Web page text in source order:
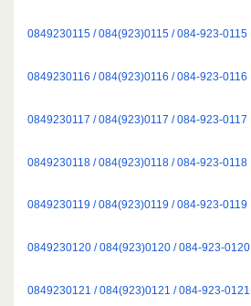
0849230115 / 084(923)0115 / 084-923-0115
0849230116 / 084(923)0116 / 084-923-0116
0849230117 / 084(923)0117 / 084-923-0117
0849230118 / 084(923)0118 / 084-923-0118
0849230119 / 084(923)0119 / 084-923-0119
0849230120 / 084(923)0120 / 084-923-0120
0849230121 / 084(923)0121 / 084-923-0121